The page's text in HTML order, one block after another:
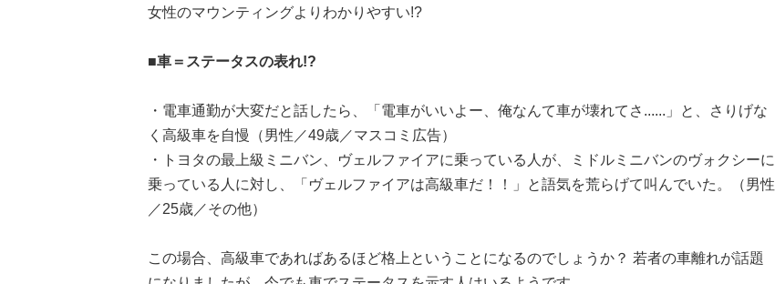
女性のマウンティングよりわかりやすい!?
■車＝ステータスの表れ!?
・電車通勤が大変だと話したら、「電車がいいよー、俺なんて車が壊れてさ......」と、さりげな
く高級車を自慢（男性／49歳／マスコミ広告）
・トヨタの最上級ミニバン、ヴェルファイアに乗っている人が、ミドルミニバンのヴォクシーに
乗っている人に対し、「ヴェルファイアは高級車だ！！」と語気を荒らげて叫んでいた。（男性
／25歳／その他）
この場合、高級車であればあるほど格上ということになるのでしょうか？ 若者の車離れが話題